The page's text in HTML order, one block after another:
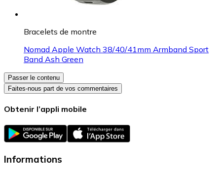
Bracelets de montre
Nomad Apple Watch 38/40/41mm Armband Sport
Band Ash Green
Passer le contenu
Faites-nous part de vos commentaires
Obtenir l’appli mobile
Informations